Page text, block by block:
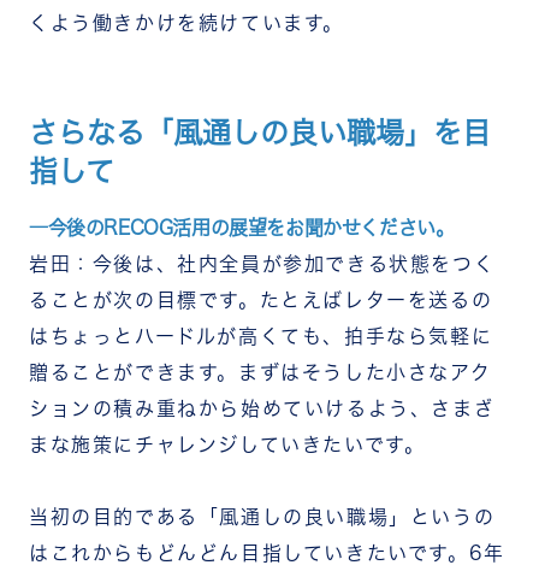
くよう働きかけを続けています。
さらなる「風通しの良い職場」を目
指して
―今後のRECOG活用の展望をお聞かせください。
岩田：今後は、社内全員が参加できる状態をつく
ることが次の目標です。たとえばレターを送るの
はちょっとハードルが高くても、拍手なら気軽に
贈ることができます。まずはそうした小さなアク
ションの積み重ねから始めていけるよう、さまざ
まな施策にチャレンジしていきたいです。
当初の目的である「風通しの良い職場」というの
はこれからもどんどん目指していきたいです。6年